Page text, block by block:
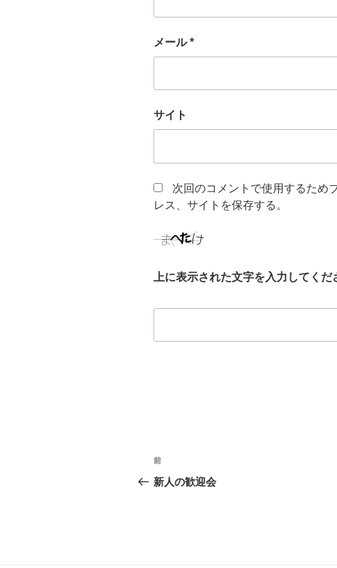
メール*
サイト
次回のコメントで使用するため
レス、サイトを保存する。
上に表示された文字を入力してくだ
投
稿
過
去
前
新人の歓迎会